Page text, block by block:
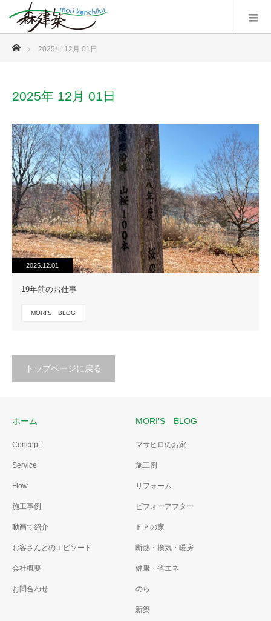
ホーム
2025年 12月 01日
2025年 12月 01日
2025.12.01
19年前のお仕事
MORI'S BLOG
トップページに戻る
ホーム
Concept
Service
Flow
施工事例
動画で紹介
お客さんとのエピソード
会社概要
お問合わせ
MORI’S BLOG
マサヒロのお家
施工例
リフォーム
ビフォーアフター
ＦＰの家
断熱・換気・暖房
健康・省エネ
のら
新築